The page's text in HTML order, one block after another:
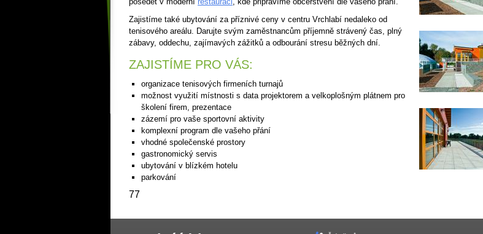
Zajistíme také ubytování za příznivé ceny v centru Vrchlabí nedaleko od
tenisového areálu. Darujte svým zaměstnancům příjemně strávený čas, plný
zábavy, oddechu, zajímavých zážitků a odbourání stresu běžných dní.
ZAJISTÍME PRO VÁS:
organizace tenisových firmeních turnajů
možnost využití místnosti s data projektorem a velkoplošným plátnem pro
školení firem, prezentace
zázemí pro vaše sportovní aktivity
komplexní program dle vašeho přání
vhodné společenské prostory
gastronomický servis
ubytování v blízkém hotelu
parkování
77